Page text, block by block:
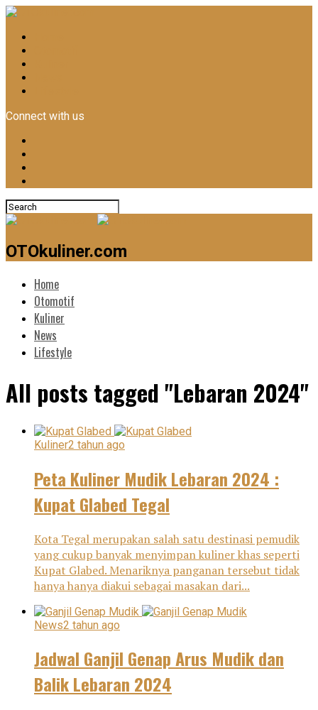
Connect with us
OTOkuliner.com
Home
Otomotif
Kuliner
News
Lifestyle
All posts tagged "Lebaran 2024"
Kuliner2 tahun ago
Peta Kuliner Mudik Lebaran 2024 :
Kupat Glabed Tegal
Kota Tegal merupakan salah satu destinasi pemudik
yang cukup banyak menyimpan kuliner khas seperti
Kupat Glabed. Menariknya panganan tersebut tidak
hanya hanya diakui sebagai masakan dari...
News2 tahun ago
Jadwal Ganjil Genap Arus Mudik dan
Balik Lebaran 2024